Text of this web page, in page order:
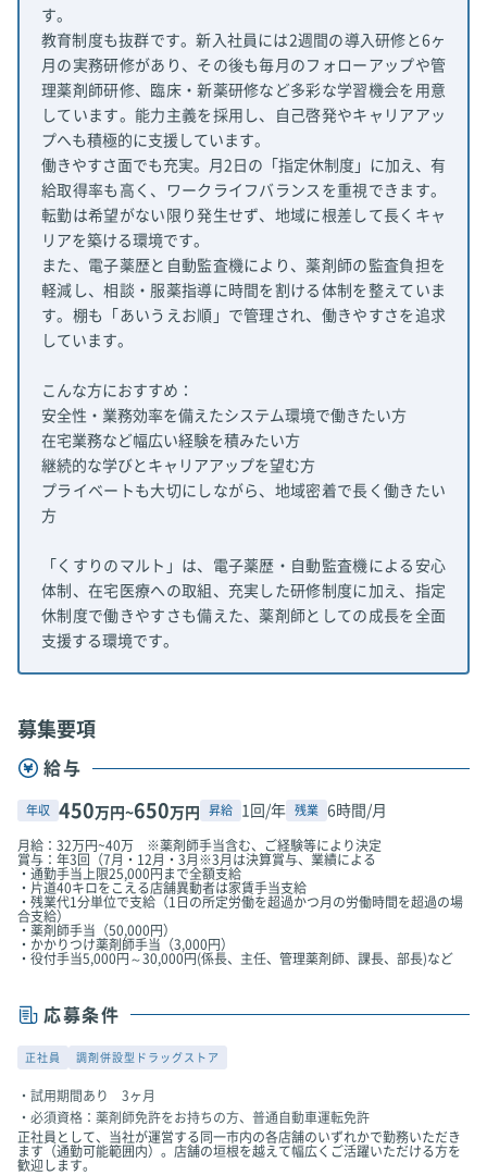
す。
教育制度も抜群です。新入社員には2週間の導入研修と6ヶ
月の実務研修があり、その後も毎月のフォローアップや管
理薬剤師研修、臨床・新薬研修など多彩な学習機会を用意
しています。能力主義を採用し、自己啓発やキャリアアッ
プへも積極的に支援しています。
働きやすさ面でも充実。月2日の「指定休制度」に加え、有
給取得率も高く、ワークライフバランスを重視できます。
転勤は希望がない限り発生せず、地域に根差して長くキャ
リアを築ける環境です。
また、電子薬歴と自動監査機により、薬剤師の監査負担を
軽減し、相談・服薬指導に時間を割ける体制を整えていま
す。棚も「あいうえお順」で管理され、働きやすさを追求
しています。
こんな方におすすめ：
安全性・業務効率を備えたシステム環境で働きたい方
在宅業務など幅広い経験を積みたい方
継続的な学びとキャリアアップを望む方
プライベートも大切にしながら、地域密着で長く働きたい
方
「くすりのマルト」は、電子薬歴・自動監査機による安心
体制、在宅医療への取組、充実した研修制度に加え、指定
休制度で働きやすさも備えた、薬剤師としての成長を全面
支援する環境です。
募集要項
給与
年収 450万円~650万円 昇給 1回/年 残業 6時間/月
月給：32万円~40万 ※薬剤師手当含む、ご経験等により決定
賞与：年3回（7月・12月・3月※3月は決算賞与、業績による
・通勤手当上限25,000円まで全額支給
・片道40キロをこえる店舗異動者は家賃手当支給
・残業代1分単位で支給（1日の所定労働を超過かつ月の労働時間を超過の場
合支給）
・薬剤師手当（50,000円）
・かかりつけ薬剤師手当（3,000円）
・役付手当5,000円～30,000円(係長、主任、管理薬剤師、課長、部長)など
応募条件
正社員 調剤併設型ドラッグストア
試用期間あり 3ヶ月
必須資格：薬剤師免許をお持ちの方、普通自動車運転免許
正社員として、当社が運営する同一市内の各店舗のいずれかで勤務いただき
ます（通勤可能範囲内）。店舗の垣根を越えて幅広くご活躍いただける方を
歓迎します。